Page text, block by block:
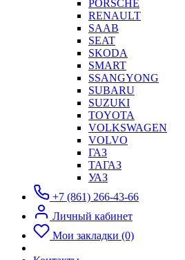
PORSCHE
RENAULT
SAAB
SEAT
SKODA
SMART
SSANGYONG
SUBARU
SUZUKI
TOYOTA
VOLKSWAGEN
VOLVO
ГАЗ
ТАГАЗ
УАЗ
+7 (861) 266-43-66
Личный кабинет
Мои закладки (0)